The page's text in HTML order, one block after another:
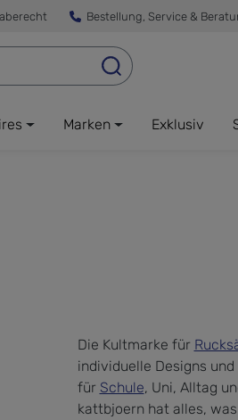
Bestellung, Service &
Marken Exklusiv
Die Kultmarke für
individuelle Designs
für Schule, Uni, Alltag
kattbjoern hat alles,